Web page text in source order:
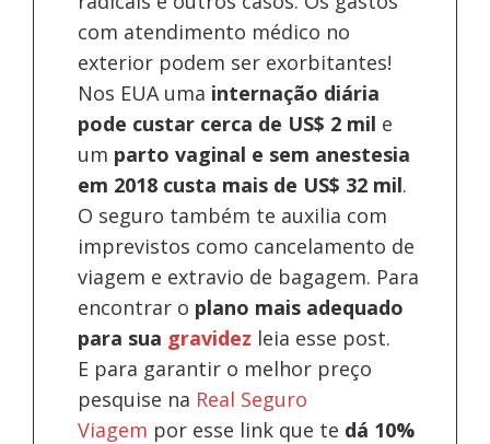
com atendimento médico no
exterior podem ser exorbitantes!
Nos EUA uma internação diária
pode custar cerca de US$ 2 mil e
um parto vaginal e sem anestesia
em 2018 custa mais de US$ 32 mil.
O seguro também te auxilia com
imprevistos como cancelamento de
viagem e extravio de bagagem. Para
encontrar o plano mais adequado
para sua gravidez leia esse post.
E para garantir o melhor preço
pesquise na Real Seguro
Viagem por esse link que te dá 10%